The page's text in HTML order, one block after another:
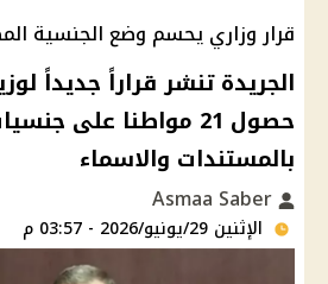
قرار وزاري يحسم وضع الجنسية
الجريدة تنشر قراراً جديداً
حصول 21 مواطنا على
بالمستندات والاسماء
الإثنين 29/يونيو/2026 - 03:57 م